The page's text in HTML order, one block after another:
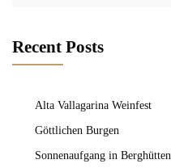
Recent Posts
Alta Vallagarina Weinfest
Göttlichen Burgen
Sonnenaufgang in Berghütten